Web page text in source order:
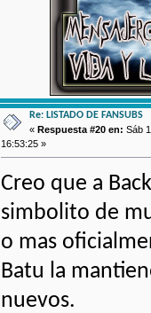
Re: LISTADO DE FANSUBS
«Respuesta #20 en: Sáb
16:53:25 »
Creo que a
simbolito de
o mas
Batu la
nuevos.